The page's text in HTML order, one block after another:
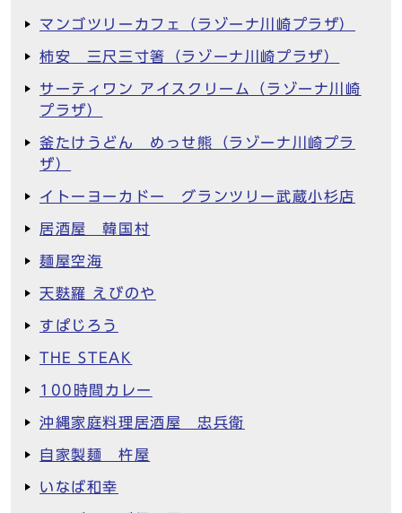
マンゴツリーカフェ（ラゾーナ川崎プラザ）
柿安 三尺三寸箸（ラゾーナ川崎プラザ）
サーティワン アイスクリーム（ラゾーナ川崎
プラザ）
釜たけうどん めっせ熊（ラゾーナ川崎プラ
ザ）
イトーヨーカドー グランツリー武蔵小杉店
居酒屋 韓国村
麺屋空海
天麩羅 えびのや
すぱじろう
THE STEAK
100時間カレー
沖縄家庭料理居酒屋 忠兵衛
自家製麺 杵屋
いなば和幸